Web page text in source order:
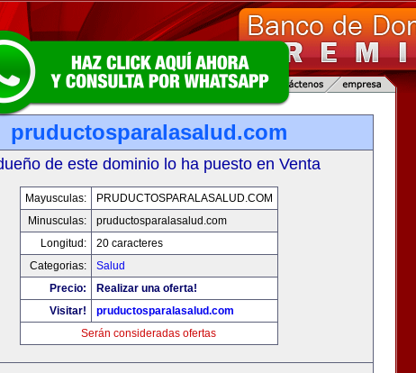
pruductosparalasalud.com
de este dominio lo ha puesto en Venta
Mayusculas:
PRUDUCTOSPARALASALUD.COM
Minusculas:
pruductosparalasalud.com
Longitud:
20 caracteres
Categorias:
Salud
Precio:
Realizar una oferta!
Visitar!
pruductosparalasalud.com
Serán consideradas ofertas